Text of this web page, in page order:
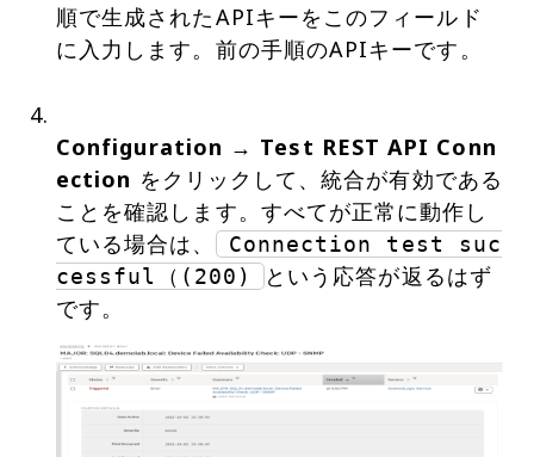
順で生成されたAPIキーをこのフィールド
に入力します。前の手順のAPIキーです。
Configuration → Test REST API Conn
ection をクリックして、統合が有効である
ことを確認します。すべてが正常に動作し
ている場合は、
Connection test suc
cessful（(200)
という応答が返るはず